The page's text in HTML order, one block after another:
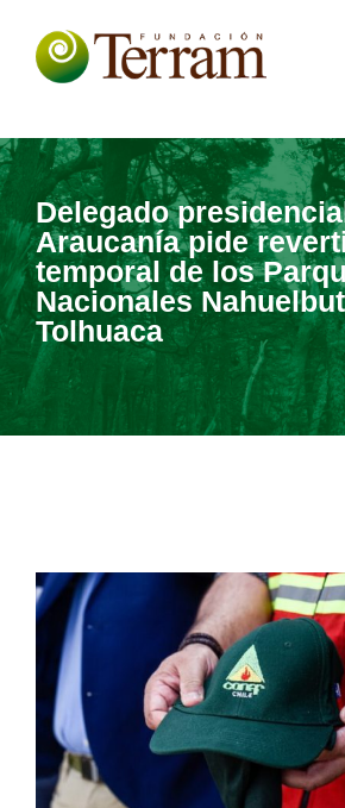
Delegado
Araucanía pide
temporal de los
Nacionales
Tolhuaca